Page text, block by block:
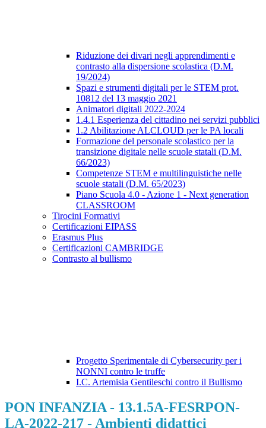
Riduzione dei divari negli apprendimenti e
contrasto alla dispersione scolastica (D.M.
19/2024)
Spazi e strumenti digitali per le STEM prot.
10812 del 13 maggio 2021
Animatori digitali 2022-2024
1.4.1 Esperienza del cittadino nei servizi pubblici
1.2 Abilitazione ALCLOUD per le PA locali
Formazione del personale scolastico per la
transizione digitale nelle scuole statali (D.M.
66/2023)
Competenze STEM e multilinguistiche nelle
scuole statali (D.M. 65/2023)
Piano Scuola 4.0 - Azione 1 - Next generation
CLASSROOM
Tirocini Formativi
Certificazioni EIPASS
Erasmus Plus
Certificazioni CAMBRIDGE
Contrasto al bullismo
Progetto Sperimentale di Cybersecurity per i
NONNI contro le truffe
I.C. Artemisia Gentileschi contro il Bullismo
PON INFANZIA - 13.1.5A-FESRPON-
LA-2022-217 - Ambienti didattici